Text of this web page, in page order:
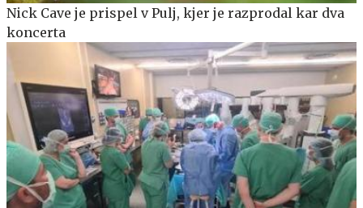
Nick Cave je prispel v Pulj, kjer je razprodal kar dva
koncerta